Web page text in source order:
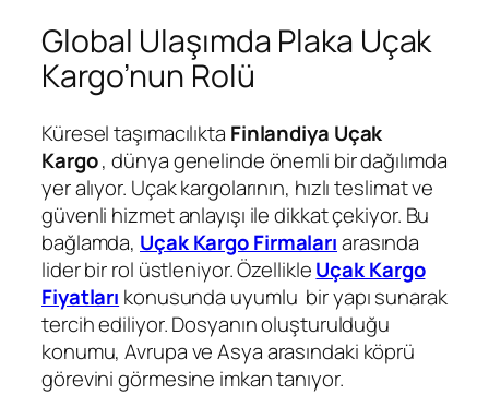
Global Ulaşımda Plaka Uçak
Kargo’nun Rolü
Küresel taşımacılıkta Finlandiya Uçak
Kargo, dünya genelinde önemli bir dağılımda
yer alıyor. Uçak kargolarının, hızlı teslimat ve
güvenli hizmet anlayışı ile dikkat çekiyor. Bu
bağlamda, Uçak Kargo Firmalarıarasında
lider bir rol üstleniyor. ÖzellikleUçak Kargo
Fiyatları konusunda uyumlu bir yapı sunarak
tercih ediliyor. Dosyanın oluşturulduğu
konumu, Avrupa ve Asya arasındaki köprü
görevini görmesine imkan tanıyor.